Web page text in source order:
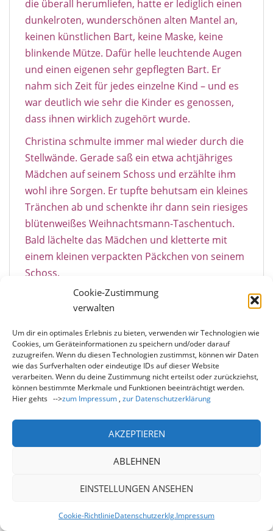
Cookie-Zustimmung
verwalten
Um dir ein optimales Erlebnis zu bieten, verwenden wir Technologien wie
Cookies, um Geräteinformationen zu speichern und/oder darauf
zuzugreifen. Wenn du diesen Technologien zustimmst, können wir Daten
wie das Surfverhalten oder eindeutige IDs auf dieser Website
verarbeiten. Wenn du deine Zustimmung nicht erteilst oder zurückziehst,
können bestimmte Merkmale und Funktionen beeinträchtigt werden.
Hier gehts -->zum Impressum , zur Datenschutzerklärung
AKZEPTIEREN
ABLEHNEN
EINSTELLUNGEN ANSEHEN
Cookie-RichtlinieDatenschutzerklg.Impressum
die überall herumliefen, hatte er lediglich einen
dunkelroten, wunderschönen alten Mantel an,
keinen künstlichen Bart, keine Maske, keine
blinkende Mütze. Dafür helle leuchtende Augen
und einen eigenen sehr gepflegten Bart. Er
nahm sich Zeit für jedes einzelne Kind – und es
war deutlich wie sehr die Kinder es genossen,
dass ihnen wirklich zugehört wurde.
Christina schmulte immer mal wieder durch die
Stellwände. Gerade saß ein etwa achtjähriges
Mädchen auf seinem Schoss und erzählte ihm
wohl ihre Sorgen. Er tupfte behutsam ein kleines
Tränchen ab und schenkte ihr dann sein riesiges
blütenweißes Weihnachtsmann-Taschentuch.
Bald lächelte das Mädchen und kletterte mit
einem kleinen verpackten Päckchen von seinem
Schoss.
Der Junge, der als Nächstes dran kam, setzte
sich neben den Weihnachtsmann, der seinen
Arm um ihn legte und erneut ein anscheinend
sehr ernsthaftes Gespräch begann.
Christina war fasziniert von dem Geschehen.
Nichts anderes auf dem Basar interessierte sie
mehr als dieser liebevolle Zauber in der ruhigen
Weihnachtsmann-Ecke. Die Bilder an den
Stellwänden fanden noch nie so viel
Aufmerksamkeit wie heute. Christina blieb dort
bis zum Ende der Veranstaltung und war
schließlich selbst davon überrascht, wie der
Kindern einfach nur durch das Beobachten auf